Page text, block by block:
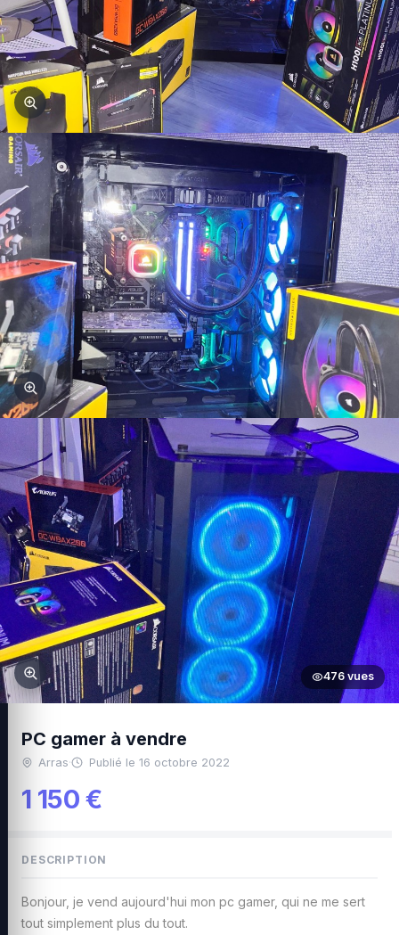
476 vues
DESCRIPTION
Bonjour, je vend aujourd'hui mon pc gamer, qui ne me sert
tout simplement plus du tout.
PC gamer à vendre
Arras· Publié le 16 octobre 2022
1 150 €